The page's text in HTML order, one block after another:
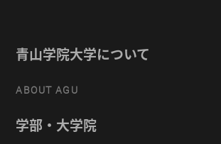
青山学院大学について
ABOUT AGU
学部・大学院